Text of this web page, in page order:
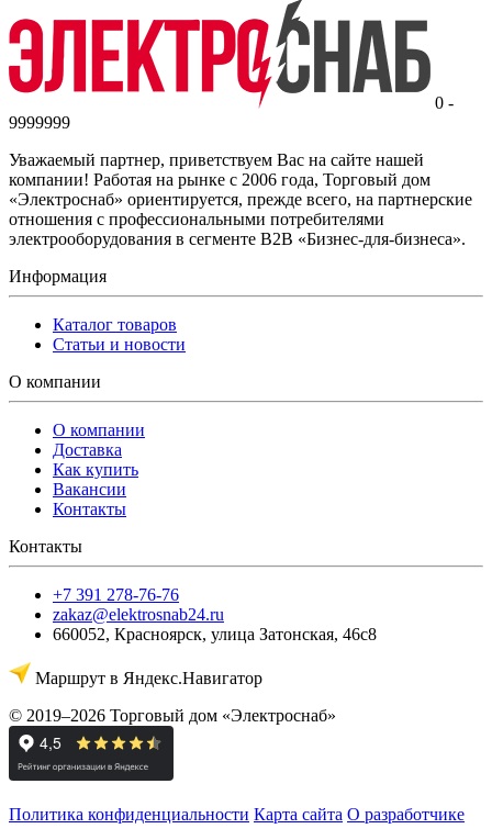
0 -
9999999
Уважаемый партнер, приветствуем Вас на сайте нашей
компании! Работая на рынке с 2006 года, Торговый дом
«Электроснаб» ориентируется, прежде всего, на партнерские
отношения с профессиональными потребителями
электрооборудования в сегменте B2B «Бизнес-для-бизнеса».
Информация
Каталог товаров
Статьи и новости
О компании
О компании
Доставка
Как купить
Вакансии
Контакты
Контакты
+7 391 278-76-76
zakaz@elektrosnab24.ru
660052, Красноярск, улица Затонская, 46с8
Маршрут в Яндекс.Навигатор
© 2019–2026 Торговый дом «Электроснаб»
Политика конфиденциальности Карта сайта О разработчике